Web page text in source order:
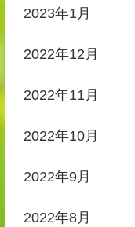
2023年1月
2022年12月
2022年11月
2022年10月
2022年9月
2022年8月